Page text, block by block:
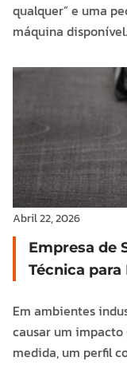
qualquer” e uma
máquina
Abril 22, 2026
Empresa de
Técnica
Em ambientes
causar um impacto
medida, um perfil